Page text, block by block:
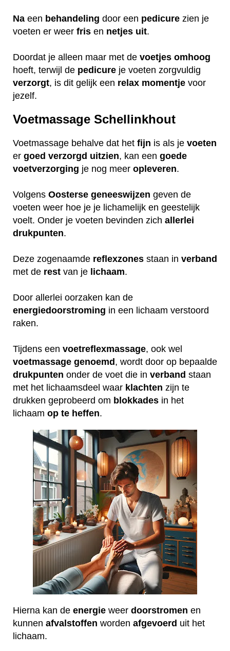
Na een behandeling door een pedicure zien je
voeten er weer fris en netjes uit.
Doordat je alleen maar met de voetjes omhoog
hoeft, terwijl de pedicure je voeten zorgvuldig
verzorgt, is dit gelijk een relax momentje voor
jezelf.
Voetmassage Schellinkhout
Voetmassage behalve dat het fijn is als je voeten
er goed verzorgd uitzien, kan een goede
voetverzorging je nog meer opleveren.
Volgens Oosterse geneeswijzen geven de
voeten weer hoe je je lichamelijk en geestelijk
voelt. Onder je voeten bevinden zich allerlei
drukpunten.
Deze zogenaamde reflexzones staan in verband
met de rest van je lichaam.
Door allerlei oorzaken kan de
energiedoorstroming in een lichaam verstoord
raken.
Tijdens een voetreflexmassage, ook wel
voetmassage genoemd , wordt door op bepaalde
drukpunten onder de voet die in verband staan
met het lichaamsdeel waar klachten zijn te
drukken geprobeerd om blokkades in het
lichaam op te heffen.
Hierna kan de energie weer doorstromen en
kunnen afvalstoffen worden afgevoerd uit het
lichaam.